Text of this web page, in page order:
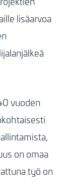
lisäarvoa
vuoden
on omaa
työ on